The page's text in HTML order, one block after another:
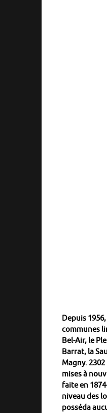
Depuis
communes
Bel-Air, le
Barrat, la
Magny.
mises à
faite en
niveau des
posséda